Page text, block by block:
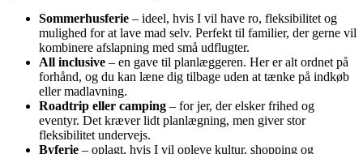
Sommerhusferie – ideel, hvis I vil have ro, fleksibilitet og
mulighed for at lave mad selv. Perfekt til familier, der gerne vil
kombinere afslapning med små udflugter.
All inclusive – en gave til planlæggeren. Her er alt ordnet på
forhånd, og du kan læne dig tilbage uden at tænke på indkøb
eller madlavning.
Roadtrip eller camping – for jer, der elsker frihed og
eventyr. Det kræver lidt planlægning, men giver stor
fleksibilitet undervejs.
Byferie – oplagt, hvis I vil opleve kultur, shopping og